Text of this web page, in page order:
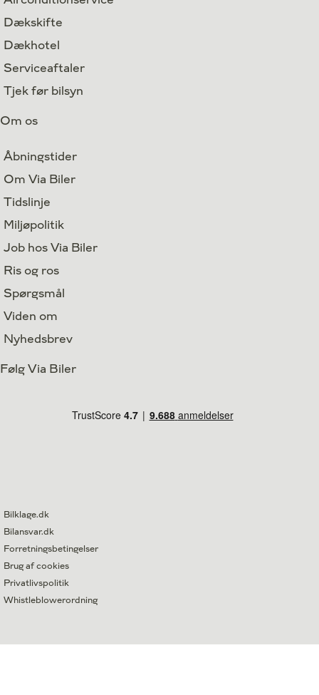
Dækskifte
Dækhotel
Serviceaftaler
Tjek før bilsyn
Om os
Åbningstider
Om Via Biler
Tidslinje
Miljøpolitik
Job hos Via Biler
Ris og ros
Spørgsmål
Viden om
Nyhedsbrev
Følg Via Biler
Bilklage.dk
Bilansvar.dk
Forretningsbetingelser
Brug af cookies
Privatlivspolitik
Whistleblowerordning